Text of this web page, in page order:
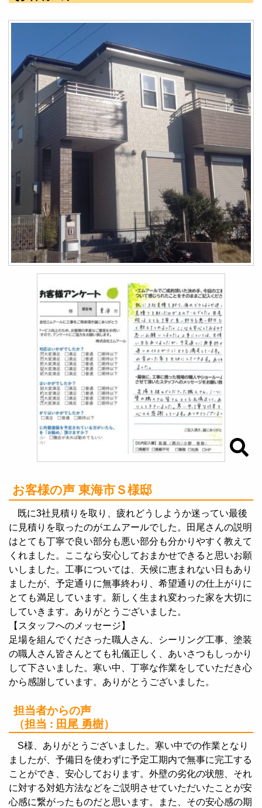
お客様の声 東海市Ｓ様邸
既に3社見積りを取り、疲れどうしようか迷ってい最後
に見積りを取ったのがエムアールでした。田尾さんの説明
はとても丁寧で良い部分も悪い部分も分かりやすく教えて
くれました。ここなら安心しておまかせできると思いお願
いしました。工事については、天候に恵まれない日もあり
ましたが、予定通りに無事終わり、希望通りの仕上がりに
とても満足しています。新しく生まれ変わった家を大切に
していきます。ありがとうございました。
【スタッフへのメッセージ】
足場を組んでくださった職人さん、シーリング工事、塗装
の職人さん皆さんとても礼儀正しく、あいさつもしっかり
して下さいました。寒い中、丁寧な作業をしていただき心
から感謝しています。ありがとうございました。
担当者からの声
（担当 : 田尾 勇樹）
S様、ありがとうございました。寒い中での作業となり
ましたが、予備日を使わずに予定工期内で無事に完工する
ことができ、安心しております。外壁の劣化の状態、それ
に対する対処方法などをご説明させていただいたことが安
心感に繋がったものだと思います。また、その安心感の期